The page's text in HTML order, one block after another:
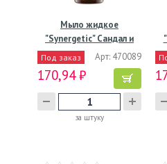
Мыло жидкое
"Synergetic" Сандал и
ягоды…
Под заказ Арт: 470089
170,94 ₽
за штуку